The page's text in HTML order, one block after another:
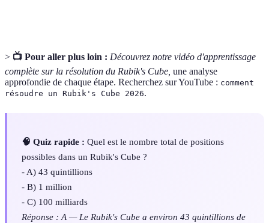
> 📺 Pour aller plus loin : Découvrez notre vidéo d'apprentissage
complète sur la résolution du Rubik's Cube, une analyse
approfondie de chaque étape. Recherchez sur YouTube : comment
résoudre un Rubik's Cube 2026.
🧠 Quiz rapide : Quel est le nombre total de positions
possibles dans un Rubik's Cube ?
- A) 43 quintillions
- B) 1 million
- C) 100 milliards
Réponse : A — Le Rubik's Cube a environ 43 quintillions de